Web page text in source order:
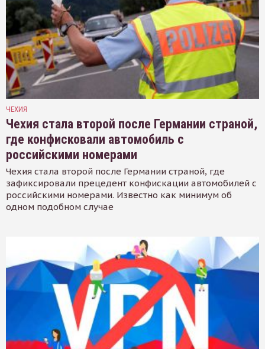
ЧЕХИЯ
Чехия стала второй после Германии страной,
где конфисковали автомобиль с
российскими номерами
Чехия стала второй после Германии страной, где
зафиксировали прецедент конфискации автомобилей с
российскими номерами. Известно как минимум об
одном подобном случае